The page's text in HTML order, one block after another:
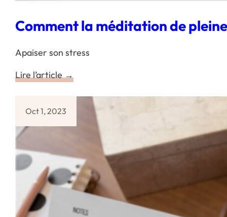
Comment la méditation de
Apaiser son stress
Lire l’article →
Oct 1, 2023